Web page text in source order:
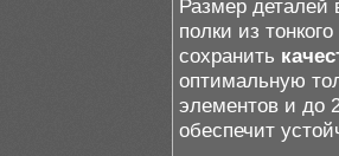
Размер деталей
полки из
сохранить
оптимальную
элементов и до
обеспечит